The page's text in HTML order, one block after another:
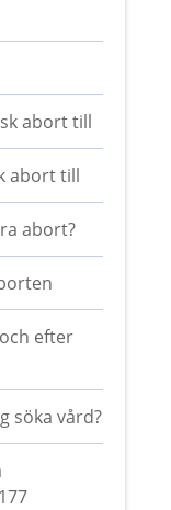
abort till
abort till
abort?
efter
söka vård?